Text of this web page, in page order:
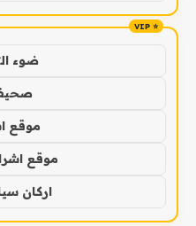
ضوء
موقع
موقع
اركان